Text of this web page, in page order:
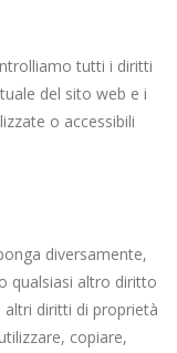
tutti i diritti
del sito web e i
o accessibili
diversamente,
qualsiasi altro diritto
diritti di proprietà
copiare,